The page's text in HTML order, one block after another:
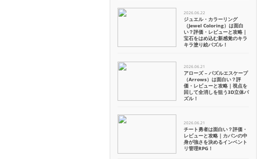
2026.06.22
ジュエル・カラーリング
（Jewel Coloring）は面白
い？評価・レビューと攻略｜
宝石をはめ込む新感覚のキラ
キラ塗り絵パズル！
2026.06.21
アローズ – パズルエスケープ
（Arrows）は面白い？評
価・レビューと攻略｜視点を
回して全消しを狙う3D立体パ
ズル！
2026.06.21
チート勇者は面白い？評価・
レビューと攻略｜カバンの中
身が強さを決めるインベント
リ管理RPG！